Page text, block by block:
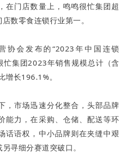
在门店数量上，鸣鸣很忙集团超
数零食连锁行业第一。
协会发布的“2023年中国连锁
忙集团2023年销售规模总计（含
长196.1%。
，市场迅速分化整合，头部品牌
能力，在采购、仓储、配送等环
话语权，中小品牌则在夹缝中艰
寻细分赛道突破口。